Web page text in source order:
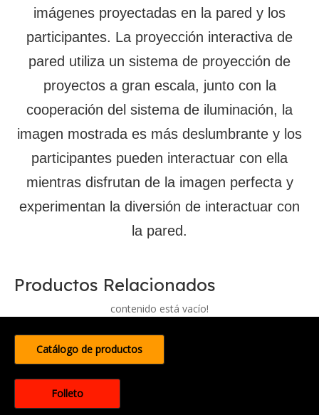
imágenes proyectadas en la pared y los
participantes. La proyección interactiva de
pared utiliza un sistema de proyección de
proyectos a gran escala, junto con la
cooperación del sistema de iluminación, la
imagen mostrada es más deslumbrante y los
participantes pueden interactuar con ella
mientras disfrutan de la imagen perfecta y
experimentan la diversión de interactuar con
la pared.
Productos Relacionados
contenido está vacío!
Catálogo de productos
Folleto